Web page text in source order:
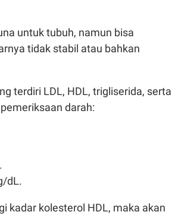
untuk tubuh, namun bisa
tidak stabil atau bahkan
terdiri LDL, HDL, trigliserida, serta
darah:
dL.
kadar kolesterol HDL, maka akan